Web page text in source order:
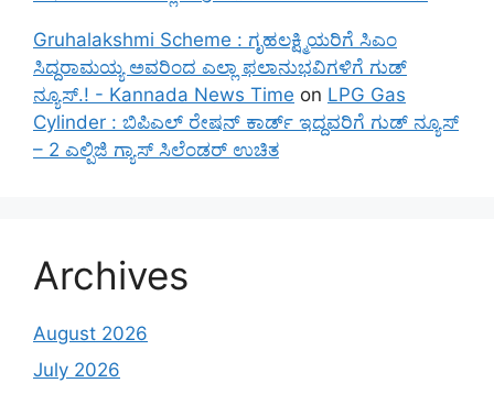
Gruhalakshmi Scheme : ಗೃಹಲಕ್ಷ್ಮಿಯರಿಗೆ ಸಿಎಂ
ಸಿದ್ದರಾಮಯ್ಯ ಅವರಿಂದ ಎಲ್ಲಾ ಫಲಾನುಭವಿಗಳಿಗೆ ಗುಡ್
ನ್ಯೂಸ್.! - Kannada News Time on LPG Gas
Cylinder : ಬಿಪಿಎಲ್ ರೇಷನ್ ಕಾರ್ಡ್ ಇದ್ದವರಿಗೆ ಗುಡ್ ನ್ಯೂಸ್
– 2 ಎಲ್ಪಿಜಿ ಗ್ಯಾಸ್ ಸಿಲೆಂಡರ್ ಉಚಿತ
Archives
August 2026
July 2026